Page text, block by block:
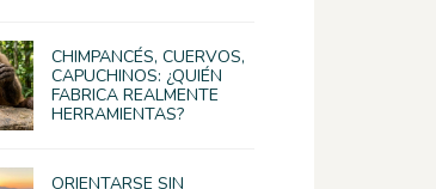
CHIMPANCÉS, CUERVOS,
CAPUCHINOS: ¿QUIÉN
FABRICA REALMENTE
HERRAMIENTAS?
ORIENTARSE SIN